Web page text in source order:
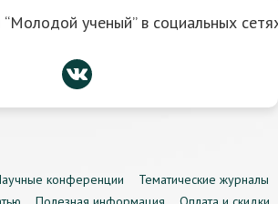
ученый” в социальных
конференции
Тематические журналы